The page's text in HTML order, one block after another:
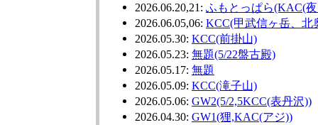
2026.06.20,21: ふもとっぱら(KAC(
2026.06.05,06: KCC(甲武信ヶ岳、北
2026.05.30: KCC(前掛山)
2026.05.23: 無題(5/22盤古殿)
2026.05.17: 無題
2026.05.09: KCC(滝子山)
2026.05.06: GW2(5/2,5KCC(表丹沢))
2026.04.30: GW1(狸,KAC(アジ))